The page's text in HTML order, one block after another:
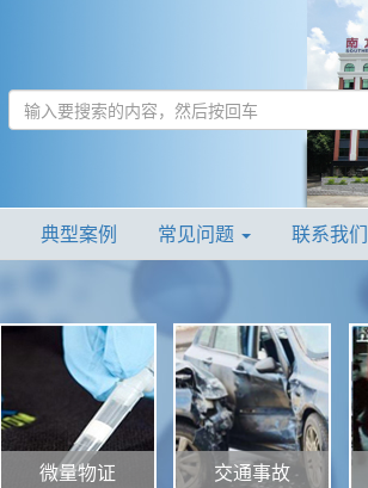
典型案例 常见问题 联系我们
微量物证 交通事故